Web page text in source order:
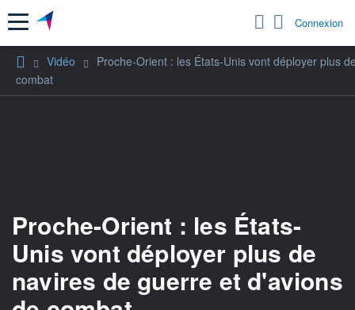
Menu Connexion
Vidéo
Proche-Orient : les États-Unis vont déployer plus
combat
Proche-Orient : les États-
Unis vont déployer plus de
navires de guerre et d'avions